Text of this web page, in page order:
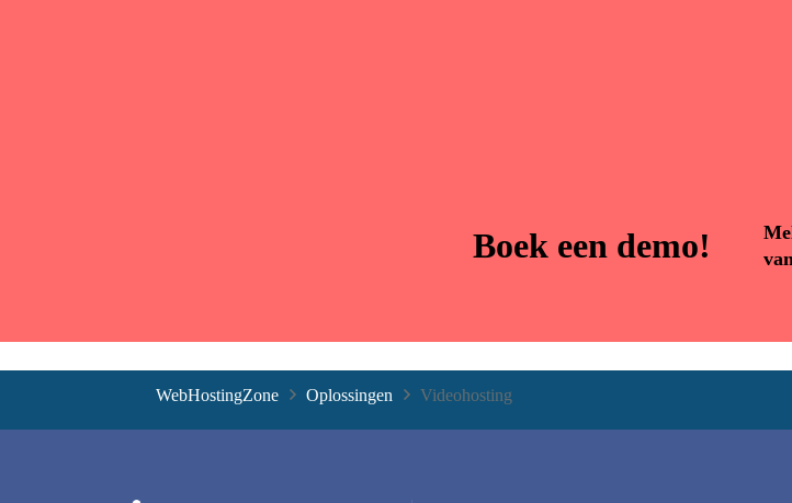
Boek een demo!
WebHostingZone Oplossingen Videohosting